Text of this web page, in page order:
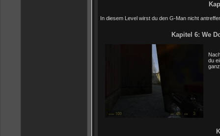
In diesem Level wirst du den G-Man nicht
Kapitel 6: We
du